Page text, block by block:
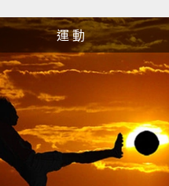
運 動